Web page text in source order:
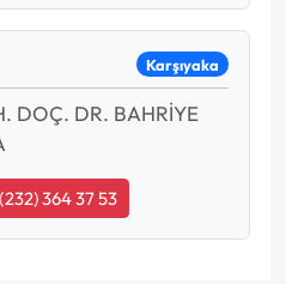
Karşıyaka
DOÇ. DR. BAHRİYE
364 37 53